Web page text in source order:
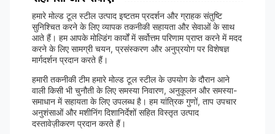
हमारे मोल्ड टूल स्टील उत्पाद इष्टतम प्रदर्शन और ग्राहक संतुष्टि
सुनिश्चित करने के लिए व्यापक तकनीकी सहायता और सेवाओं के साथ
आते हैं। हम आपके मोल्डिंग कार्यों में सर्वोत्तम परिणाम प्राप्त करने में मदद
करने के लिए सामग्री चयन, प्रसंस्करण और अनुप्रयोग पर विशेषज्ञ
मार्गदर्शन प्रदान करते हैं।
हमारी तकनीकी टीम हमारे मोल्ड टूल स्टील के उपयोग के दौरान आने
वाली किसी भी चुनौती के लिए समस्या निवारण, अनुकूलन और समस्या-
समाधान में सहायता के लिए उपलब्ध है। हम यांत्रिक गुणों, ताप उपचार
अनुशंसाओं और मशीनिंग दिशानिर्देशों सहित विस्तृत उत्पाद
दस्तावेज़ीकरण प्रदान करते हैं।